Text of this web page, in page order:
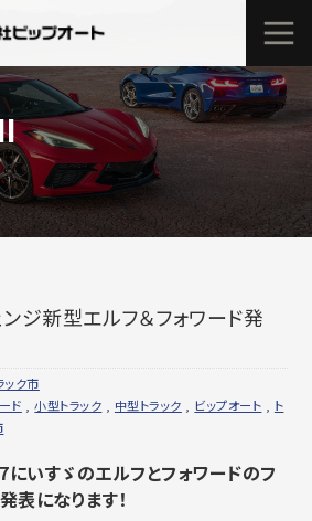
ジ新型エルフ＆フォワード発
ック市
ド ,小型トラック 中型トラック ビップオート
ト
いすゞのエルフとフォワードのフ
表になります！